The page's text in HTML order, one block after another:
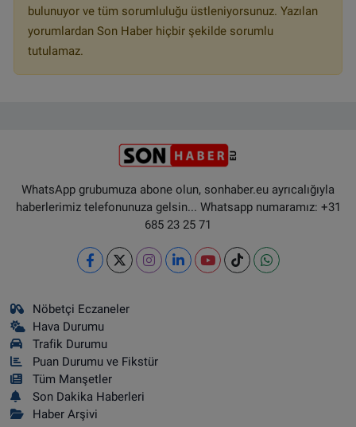
bulunuyor ve tüm sorumluluğu üstleniyorsunuz. Yazılan
yorumlardan Son Haber hiçbir şekilde sorumlu
tutulamaz.
WhatsApp grubumuza abone olun, sonhaber.eu ayrıcalığıyla
haberlerimiz telefonunuza gelsin... Whatsapp numaramız: +31
685 23 25 71
Nöbetçi Eczaneler
Hava Durumu
Trafik Durumu
Puan Durumu ve Fikstür
Tüm Manşetler
Son Dakika Haberleri
Haber Arşivi